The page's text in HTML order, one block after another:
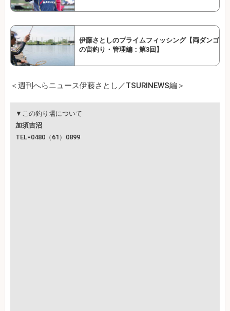
伊藤さとしのプライムフィッシング【両ダンゴ
の宙釣り・管理編：第3回】
＜週刊へらニュース伊藤さとし／TSURINEWS編＞
▼この釣り場について
加須吉沼
TEL=0480（61）0899